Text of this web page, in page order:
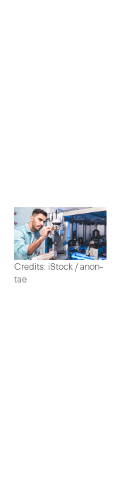
Credits: iStock / anon-
tae